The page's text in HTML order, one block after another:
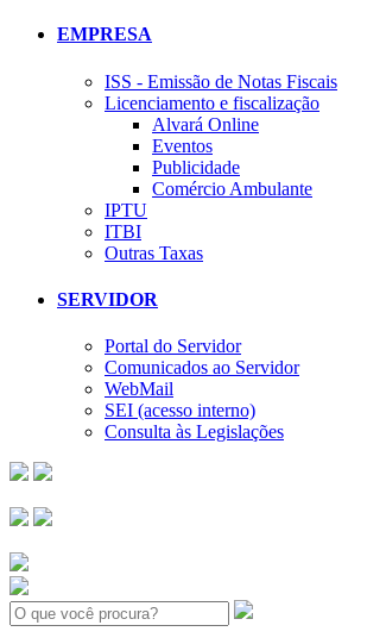
EMPRESA
ISS - Emissão de Notas Fiscais
Licenciamento e fiscalização
Alvará Online
Eventos
Publicidade
Comércio Ambulante
IPTU
ITBI
Outras Taxas
SERVIDOR
Portal do Servidor
Comunicados ao Servidor
WebMail
SEI (acesso interno)
Consulta às Legislações
Search: